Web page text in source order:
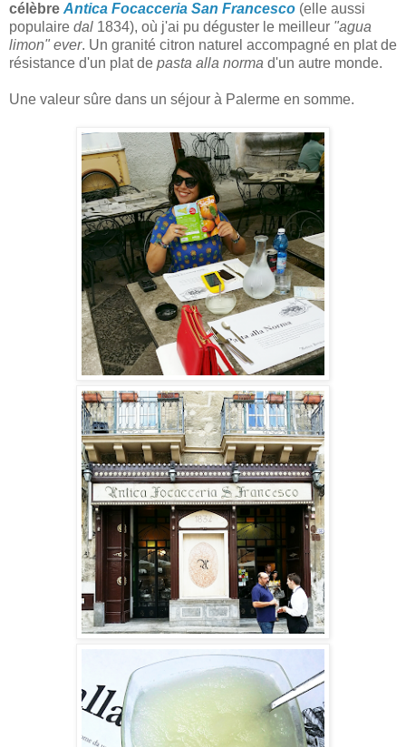
célèbre Antica Focacceria San Francesco (elle aussi
populaire dal 1834), où j'ai pu déguster le meilleur "agua
limon" ever. Un granité citron naturel accompagné en plat de
résistance d'un plat de pasta alla norma d'un autre monde.
Une valeur sûre dans un séjour à Palerme en somme.